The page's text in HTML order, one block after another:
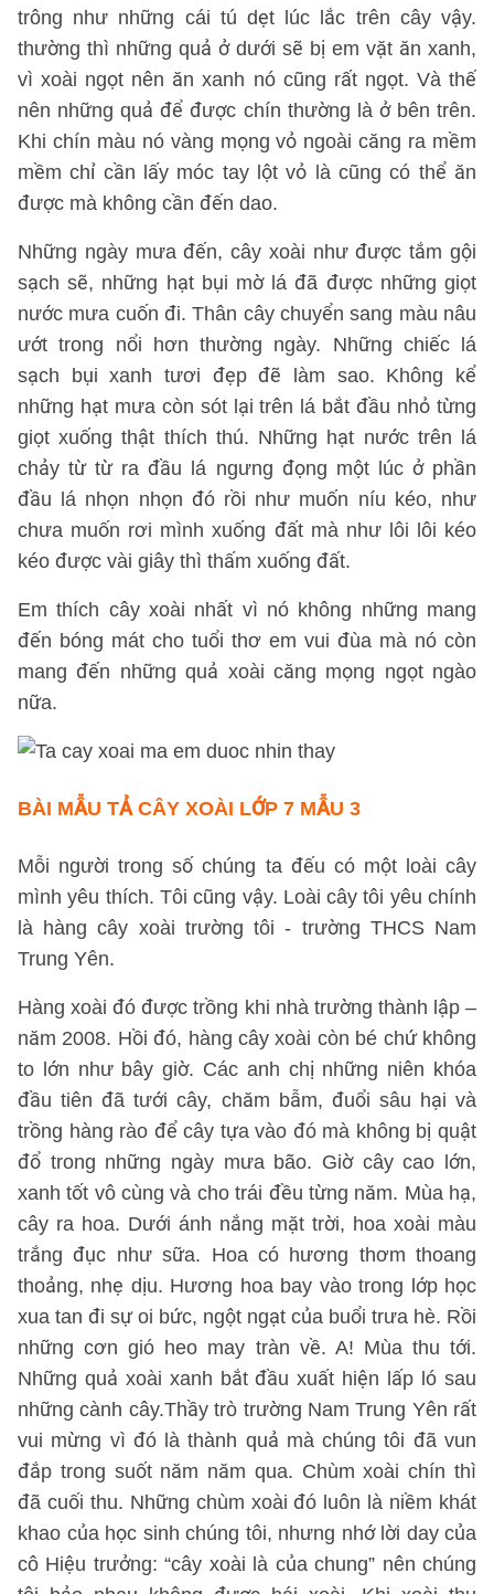
trông như những cái tú dẹt lúc lắc trên cây vậy.
thường thì những quả ở dưới sẽ bị em vặt ăn xanh,
vì xoài ngọt nên ăn xanh nó cũng rất ngọt. Và thế
nên những quả để được chín thường là ở bên trên.
Khi chín màu nó vàng mọng vỏ ngoài căng ra mềm
mềm chỉ cần lấy móc tay lột vỏ là cũng có thể ăn
được mà không cần đến dao.
Những ngày mưa đến, cây xoài như được tắm gội
sạch sẽ, những hạt bụi mờ lá đã được những giọt
nước mưa cuốn đi. Thân cây chuyển sang màu nâu
ướt trong nổi hơn thường ngày. Những chiếc lá
sạch bụi xanh tươi đẹp đẽ làm sao. Không kể
những hạt mưa còn sót lại trên lá bắt đầu nhỏ từng
giọt xuống thật thích thú. Những hạt nước trên lá
chảy từ từ ra đầu lá ngưng đọng một lúc ở phần
đầu lá nhọn nhọn đó rồi như muốn níu kéo, như
chưa muốn rơi mình xuống đất mà như lôi lôi kéo
kéo được vài giây thì thấm xuống đất.
Em thích cây xoài nhất vì nó không những mang
đến bóng mát cho tuổi thơ em vui đùa mà nó còn
mang đến những quả xoài căng mọng ngọt ngào
nữa.
BÀI MẪU TẢ CÂY XOÀI LỚP 7 MẪU 3
Mỗi người trong số chúng ta đếu có một loài cây
mình yêu thích. Tôi cũng vậy. Loài cây tôi yêu chính
là hàng cây xoài trường tôi - trường THCS Nam
Trung Yên.
Hàng xoài đó được trồng khi nhà trường thành lập –
năm 2008. Hồi đó, hàng cây xoài còn bé chứ không
to lớn như bây giờ. Các anh chị những niên khóa
đầu tiên đã tưới cây, chăm bẫm, đuổi sâu hại và
trồng hàng rào để cây tựa vào đó mà không bị quật
đổ trong những ngày mưa bão. Giờ cây cao lớn,
xanh tốt vô cùng và cho trái đều từng năm. Mùa hạ,
cây ra hoa. Dưới ánh nắng mặt trời, hoa xoài màu
trắng đục như sữa. Hoa có hương thơm thoang
thoảng, nhẹ dịu. Hương hoa bay vào trong lớp học
xua tan đi sự oi bức, ngột ngạt của buổi trưa hè. Rồi
những cơn gió heo may tràn về. A! Mùa thu tới.
Những quả xoài xanh bắt đầu xuất hiện lấp ló sau
những cành cây.Thầy trò trường Nam Trung Yên rất
vui mừng vì đó là thành quả mà chúng tôi đã vun
đắp trong suốt năm năm qua. Chùm xoài chín thì
đã cuối thu. Những chùm xoài đó luôn là niềm khát
khao của học sinh chúng tôi, nhưng nhớ lời day của
cô Hiệu trưởng: “cây xoài là của chung” nên chúng